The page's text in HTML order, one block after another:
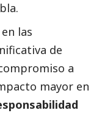
las
de
a
mayor en